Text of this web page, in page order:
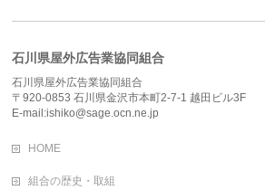
石川県屋外広告業協同組合
石川県屋外広告業協同組合
〒920-0853 石川県金沢市本町2-7-1 越田ビル3F
E-mail:ishiko@sage.ocn.ne.jp
HOME
組合の歴史・取組